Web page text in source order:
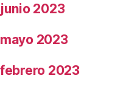
junio 2023
mayo 2023
febrero 2023